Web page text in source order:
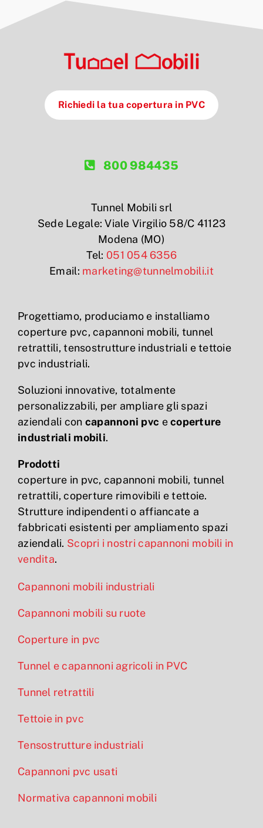
Richiedi la tua copertura in PVC
800 984435
Tunnel Mobili srl
Sede Legale: Viale Virgilio 58/C 41123
Modena (MO)
Tel: 051 054 6356
Email: marketing@tunnelmobili.it
Progettiamo, produciamo e installiamo
coperture pvc, capannoni mobili, tunnel
retrattili, tensostrutture industriali e tettoie
pvc industriali.
Soluzioni innovative, totalmente
personalizzabili, per ampliare gli spazi
aziendali con capannoni pvc ecoperture
industriali mobili.
Prodotti
coperture in pvc, capannoni mobili, tunnel
retrattili, coperture rimovibili e tettoie.
Strutture indipendenti o affiancate a
fabbricati esistenti per ampliamento spazi
aziendali. Scopri i nostri capannoni mobili in
vendita.
Capannoni mobili industriali
Capannoni mobili su ruote
Coperture in pvc
Tunnel e capannoni agricoli in PVC
Tunnel retrattili
Tettoie in pvc
Tensostrutture industriali
Capannoni pvc usati
Normativa capannoni mobili